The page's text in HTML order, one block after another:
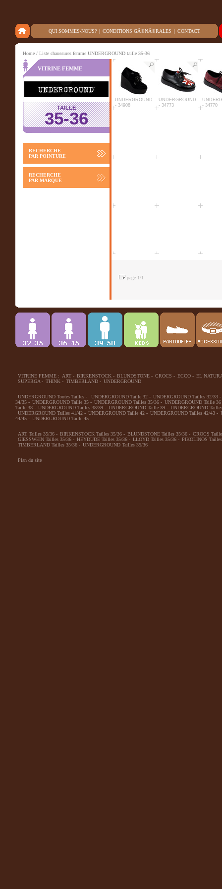
QUI SOMMES-NOUS? | CONDITIONS GÃ©NÃ©RALES | CONTACT
Home / Liste chaussures femme UNDERGROUND taille 35-36
VITRINE FEMME
TAILLE
35-36
RECHERCHE
PAR POINTURE
RECHERCHE
PAR MARQUE
UNDERGROUND
- 34908
UNDERGROUND
- 34773
- 34770
page 1/1
VITRINE FEMME : ART - BIRKENSTOCK - BLUNDSTONE - CROCS - ECCO - EL
SUPERGA - THINK - TIMBERLAND - UNDERGROUND
UNDERGROUND Toutes Tailles - UNDERGROUND Taille 32 - UNDERGROUND Tailles 32/33 -
34/35 - UNDERGROUND Taille 35 - UNDERGROUND Tailles 35/36 - UNDERGROUND Taille 36
Taille 38 - UNDERGROUND Tailles 38/39 - UNDERGROUND Taille 39 - UNDERGROUND
UNDERGROUND Tailles 41/42 - UNDERGROUND Taille 42 - UNDERGROUND Tailles 42/43 -
44/45 - UNDERGROUND Taille 45
ART Tailles 35/36 - BIRKENSTOCK Tailles 35/36 - BLUNDSTONE Tailles 35/36 - CROCS
GIESSWEIN Tailles 35/36 - HEYDUDE Tailles 35/36 - LLOYD Tailles 35/36 - PIKOLINOS
TIMBERLAND Tailles 35/36 - UNDERGROUND Tailles 35/36
Plan du site